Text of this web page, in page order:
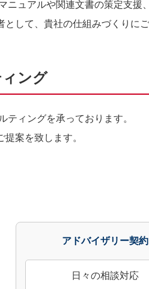
ニュアルや関連文書の策定支
して、貴社の仕組みづくりにご
ング
ティングを承っております。
案を致します。
アドバイザリー契約
日々の相談対応